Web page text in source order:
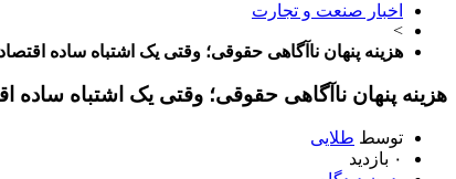
اخبار صنعت و تجارت
>
هزینه پنهان ناآگاهی حقوقی؛ وقتی یک اشتباه ساده
هزینه پنهان ناآگاهی حقوقی؛ وقتی یک اشتباه
توسط طلایی
۰ بازدید